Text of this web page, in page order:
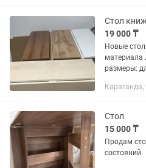
по...
Стол
19 000 ₸
Новые
размеры:
состоянии
Стол
15 000 ₸
Продам
состояний